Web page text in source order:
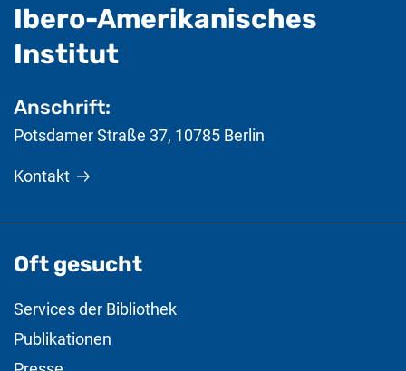
Ibero-Amerikanisches
Institut- nützliche
Anschrift:
Potsdamer Straße 37, 10785 Berlin
Kontakt
Oft gesucht
Services der Bibliothek
Publikationen